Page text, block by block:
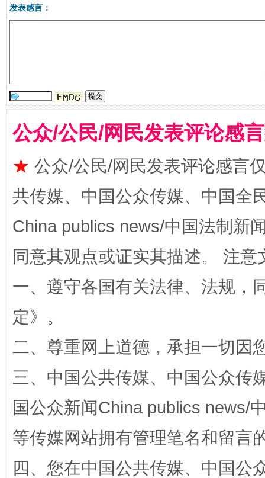
受贿1.44亿！段成刚被判无期 从幼
阿坝州三大球赛在茂县开幕 规模
发表感言：
公众/公民/网民发表评论感
★ 公众/公民/网民发表评论感言
共传媒、中国公众传媒、中国全
China publics news/中国法制新
同意其观点或证实其描述。 注
一、遵守各国有关法律、法规，
定》。
二、尊重网上道德，承担一切因
三、中国公共传媒、中国公众传
国公众新闻China publics news/
等传媒网站拥有管理笔名和留言
四、您在中国公共传媒、中国公